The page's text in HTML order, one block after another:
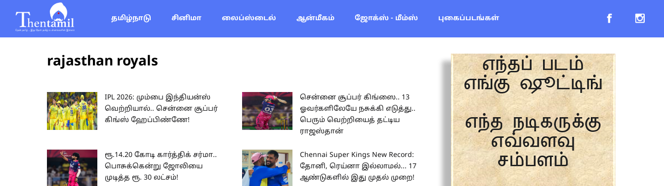
தமிழ்நாடு சினிமா லைப்ஸ்டைல் ஆன்மீகம் ஜோக்ஸ் - மீம்ஸ் புகைப்படங்கள்
rajasthan royals
IPL 2026: மும்பை இந்தியன்ஸ்
வெற்றியால்.. சென்னை சூப்பர்
கிங்ஸ் ஹேப்பிண்ணே!
சென்னை சூப்பர் கிங்ஸை.. 13
ஓவர்களிலேயே நசுக்கி எடுத்து..
பெரும் வெற்றியைத் தட்டிய
ராஜஸ்தான்
ரூ.14.20 கோடி கார்த்திக் சர்மா..
பொசுக்கென்று ஜோலியை
முடித்த ரூ. 30 லட்சம்!
Chennai Super Kings New Record:
தோனி, ரெய்னா இல்லாமல்... 17
ஆண்டுகளில் இது முதல் முறை!